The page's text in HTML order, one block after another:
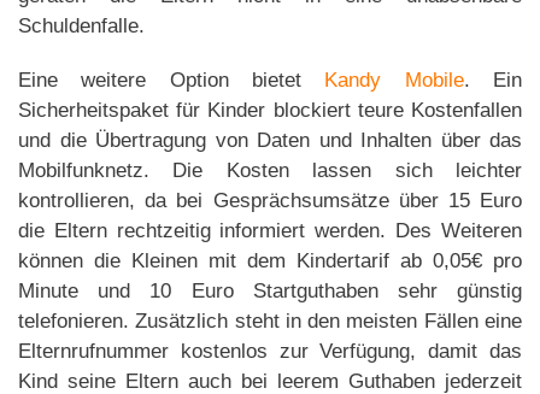
Schuldenfalle.
Eine weitere Option bietet Kandy Mobile. Ein
Sicherheitspaket für Kinder blockiert teure Kostenfallen
und die Übertragung von Daten und Inhalten über das
Mobilfunknetz. Die Kosten lassen sich leichter
kontrollieren, da bei Gesprächsumsätze über 15 Euro
die Eltern rechtzeitig informiert werden. Des Weiteren
können die Kleinen mit dem Kindertarif ab 0,05€ pro
Minute und 10 Euro Startguthaben sehr günstig
telefonieren. Zusätzlich steht in den meisten Fällen eine
Elternrufnummer kostenlos zur Verfügung, damit das
Kind seine Eltern auch bei leerem Guthaben jederzeit